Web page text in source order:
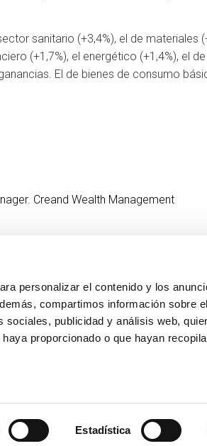
personalizar el contenido y los
compartimos información sobre
publicidad y análisis web,
proporcionado o que hayan
Estadística
sanitario (+3,4%), el de materiales
(+1,7%), el energético (+1,4%), el
El de bienes de consumo
Creand Wealth Management
CONTACTO
+376 88 88 88
MÁS
Gobierno
Actualidad